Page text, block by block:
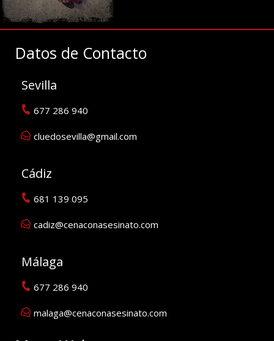
Datos de Contacto
Sevilla
677 286 940
cluedosevilla@gmail.com
Cádiz
681 139 095
cadiz@cenaconasesinato.com
Málaga
677 286 940
malaga@cenaconasesinato.com